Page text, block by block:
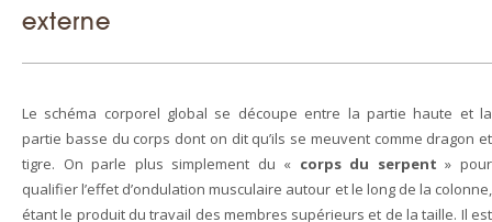
externe
Le schéma corporel global se découpe entre la partie haute et la
partie basse du corps dont on dit qu’ils se meuvent comme dragon et
tigre. On parle plus simplement du « corps du serpent » pour
qualifier l’effet d’ondulation musculaire autour et le long de la colonne,
étant le produit du travail des membres supérieurs et de la taille. Il est